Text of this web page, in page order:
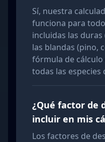
Sí, nuestra
funciona para
incluidas las
las blandas (pino,
fórmula de
todas las especies
¿Qué factor de
incluir en mis
Los factores de